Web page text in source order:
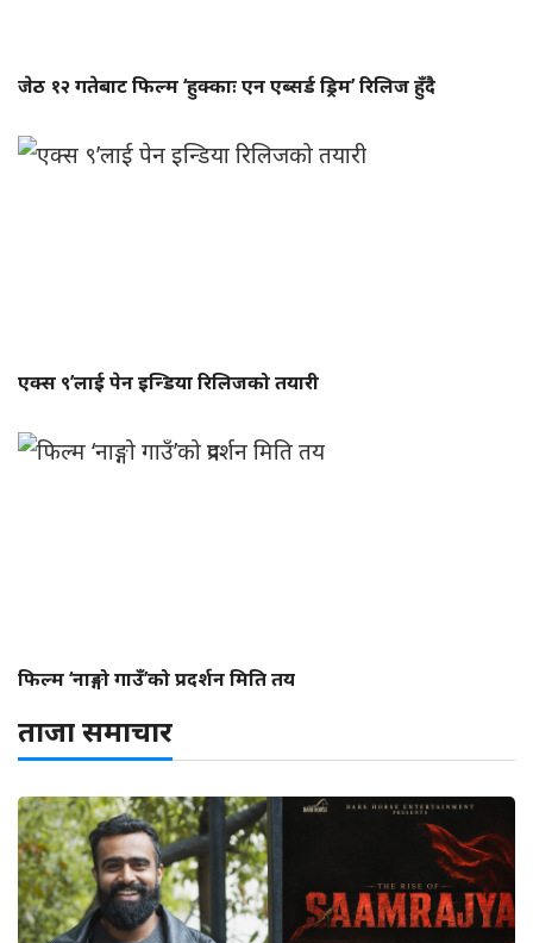
जेठ १२ गतेबाट फिल्म ‘हुक्काः एन एब्सर्ड ड्रिम’ रिलिज हुँदै
एक्स ९’लाई पेन इन्डिया रिलिजको तयारी
फिल्म ‘नाङ्गो गाउँ’को प्रदर्शन मिति तय
ताजा समाचार